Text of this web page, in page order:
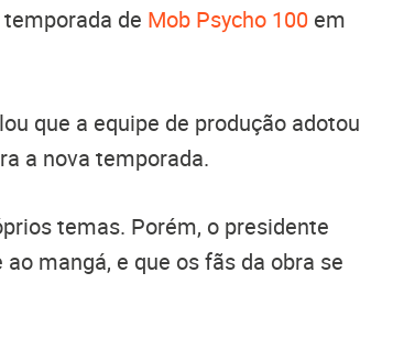
de Mob Psycho 100 em
que a equipe de produção adotou
a nova temporada.
temas. Porém, o presidente
mangá, e que os fãs da obra se